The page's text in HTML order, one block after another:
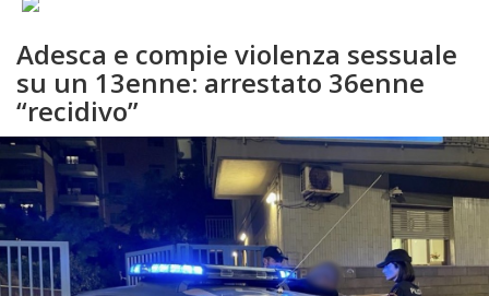
Adesca e compie violenza sessuale
su un 13enne: arrestato 36enne
“recidivo”